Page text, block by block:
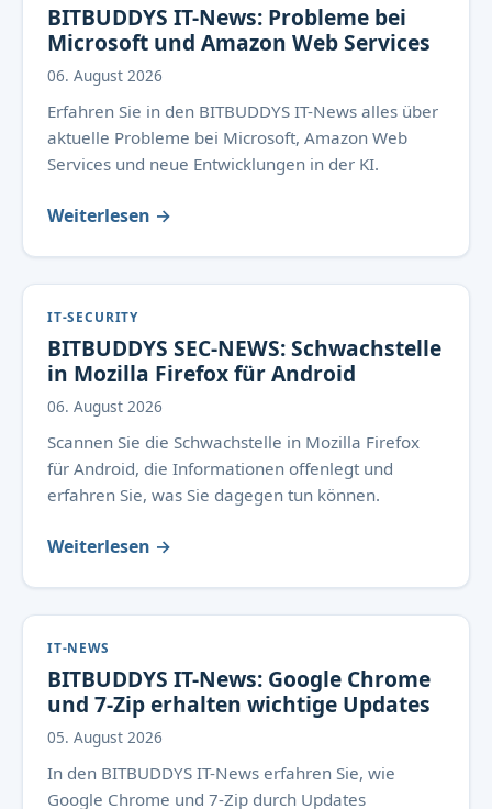
BITBUDDYS IT-News: Probleme bei
Microsoft und Amazon Web Services
06. August 2026
Erfahren Sie in den BITBUDDYS IT-News alles über
aktuelle Probleme bei Microsoft, Amazon Web
Services und neue Entwicklungen in der KI.
Weiterlesen →
IT-SECURITY
BITBUDDYS SEC-NEWS: Schwachstelle
in Mozilla Firefox für Android
06. August 2026
Scannen Sie die Schwachstelle in Mozilla Firefox
für Android, die Informationen offenlegt und
erfahren Sie, was Sie dagegen tun können.
Weiterlesen →
IT-NEWS
BITBUDDYS IT-News: Google Chrome
und 7-Zip erhalten wichtige Updates
05. August 2026
In den BITBUDDYS IT-News erfahren Sie, wie
Google Chrome und 7-Zip durch Updates